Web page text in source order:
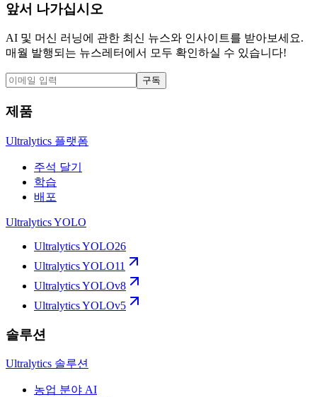
앞서 나가십시오
AI 및 머신 러닝에 관한 최신 뉴스와 인사이트를 받아보세요.
매월 발행되는 뉴스레터에서 모두 확인하실 수 있습니다!
구독
제품
Ultralytics 플랫폼
주석 달기
학습
배포
Ultralytics YOLO
Ultralytics YOLO26
Ultralytics YOLO11
Ultralytics YOLOv8
Ultralytics YOLOv5
솔루션
Ultralytics 솔루션
농업 분야 AI